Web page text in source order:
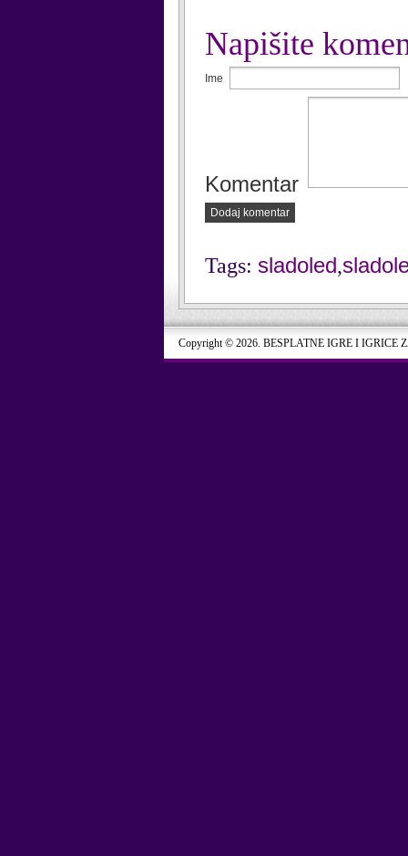
Napišite
Ime
Komentar
Dodaj komentar
Tags: sladoled,
Copyright © 2026. BESPLATNE IGRE I IGRICE